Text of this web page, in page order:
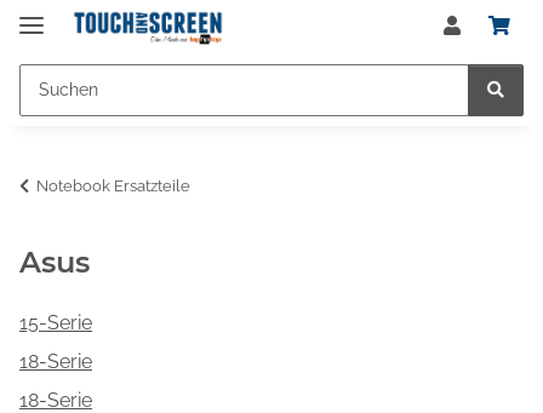
Notebook Ersatzteile
Asus
15-Serie
18-Serie
18-Serie